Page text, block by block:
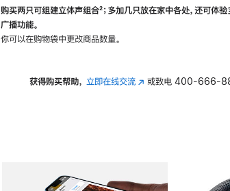
购买两只可组建立体声组合脚
²；多加几只放在家中各处，还可体
广播功能。
你可以在购物袋中更改商品数量。
获得购买帮助， 立即在线交流(在 或致电 400-666-